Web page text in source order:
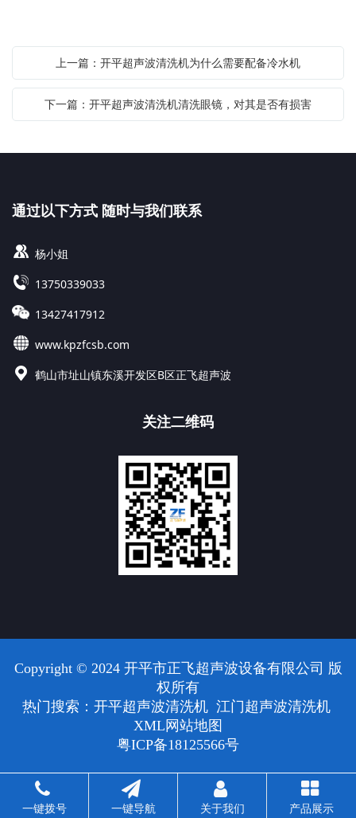
上一篇：开平超声波清洗机为什么需要配备冷水机
下一篇：开平超声波清洗机清洗眼镜，对其是否有损害
通过以下方式 随时与我们联系
杨小姐
13750339033
13427417912
www.kpzfcsb.com
鹤山市址山镇东溪开发区B区正飞超声波
关注二维码
Copyright © 2024 开平市正飞超声波设备有限公司 版
权所有
热门搜索： 开平超声波清洗机 江门超声波清洗机
XML网站地图
粤ICP备18125566号
一键拨号 一键导航 关于我们 产品展示